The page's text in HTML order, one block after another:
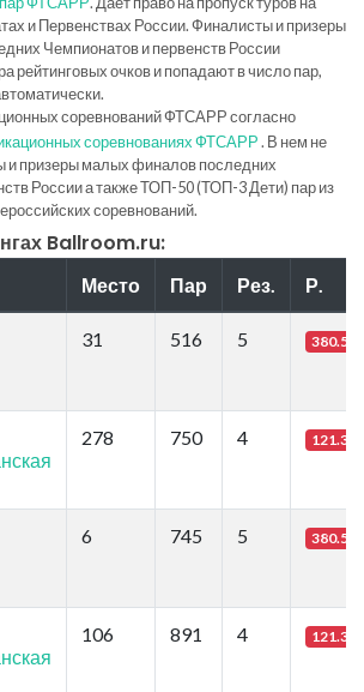
и Первенствах России. Финалисты и призеры
Чемпионатов и первенств России
рейтинговых очков и попадают в число пар,
соревнований ФТСАРР согласно
соревнованиях ФТСАРР. В нем не
и призеры малых финалов последних
России а также ТОП-50 (ТОП-3 Дети) пар из
соревнований.
Ballroom.ru:
Место Пар Рез. Р.
31 516 5 380.55
278 750 4 121.39
6 745 5 380.55
106 891 4 121.39